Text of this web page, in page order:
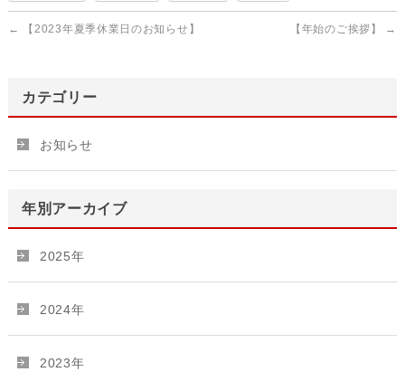
← 【2023年夏季休業日のお知らせ】 【年始のご挨拶】 →
カテゴリー
お知らせ
年別アーカイブ
2025年
2024年
2023年